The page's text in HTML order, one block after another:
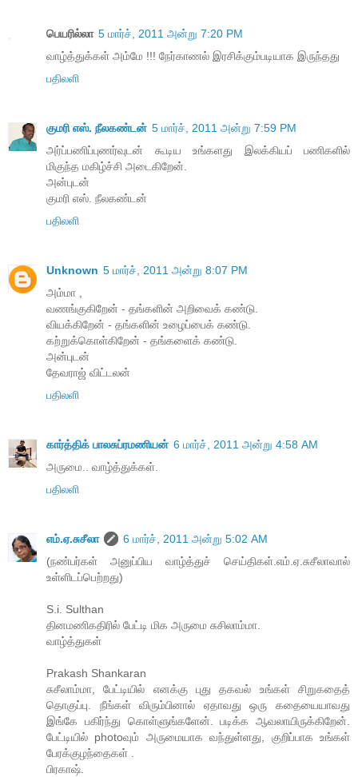
பெயரில்லா 5 மார்ச், 2011 அன்று 7:20 PM
வாழ்த்துக்கள் அம்மே !!! நேர்காணல் இரசிக்கும்படியாக இருந்தது
பதிலளி
குமரி எஸ். நீலகண்டன் 5 மார்ச், 2011 அன்று 7:59 PM
அர்ப்பணிப்புணர்வுடன் கூடிய உங்களது இலக்கியப் பணிகளில்
மிகுந்த மகிழ்ச்சி அடைகிறேன்.
அன்புடன்
குமரி எஸ். நீலகண்டன்
பதிலளி
Unknown 5 மார்ச், 2011 அன்று 8:07 PM
அம்மா ,
வணங்குகிறேன் - தங்களின் அறிவைக் கண்டு.
வியக்கிறேன் - தங்களின் உழைப்பைக் கண்டு.
கற்றுக்கொள்கிறேன் - தங்களைக் கண்டு.
அன்புடன்
தேவராஜ் விட்டலன்
பதிலளி
கார்த்திக் பாலசுப்ரமணியன் 6 மார்ச், 2011 அன்று 4:58 AM
அருமை.. வாழ்த்துக்கள்.
பதிலளி
எம்.ஏ.சுசீலா
6 மார்ச், 2011 அன்று 5:02 AM
(நண்பர்கள் அனுப்பிய வாழ்த்துச் செய்திகள்.எம்.ஏ.சுசீலாவால்
உள்ளிடப்பெற்றது)
S.i. Sulthan
தினமணிகதிரில் பேட்டி மிக அருமை சுசிலாம்மா.
வாழ்த்துகள்
Prakash Shankaran
சுசீலாம்மா, பேட்டியில் எனக்கு புது தகவல் உங்கள் சிறுகதைத்
தொகுப்பு. நீங்கள் விரும்பினால் ஏதாவது ஒரு கதையையாவது
இங்கே பகிர்ந்து கொள்ளுங்களேன். படிக்க ஆவலாயிருக்கிறேன்.
பேட்டியில் photoவும் அருமையாக வந்துள்ளது, குறிப்பாக உங்கள்
பேரக்குழந்தைகள் .
பிரகாஷ்.